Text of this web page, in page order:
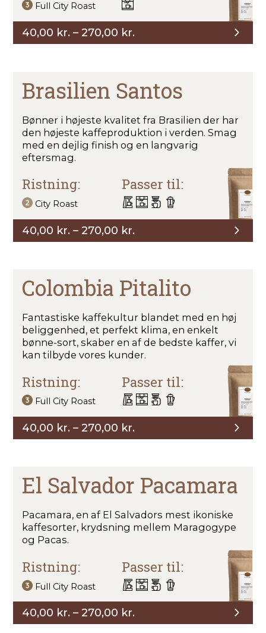
Full City Roast
40,00 kr. – 270,00 kr.Prisinterval:
40,00 kr.
Brasilien Santos
Bønner i højeste kvalitet fra Brasilien der har
den højeste kaffeproduktion i verden. Smag
med en dejlig finish og en langvarig
eftersmag.
Ristning:
City Roast
Passer til:
40,00 kr. – 270,00 kr.Prisinterval:
40,00 kr.
270,00 kr.
Colombia Pitalito
Fantastiske kaffekultur blandet med en høj
beliggenhed, et perfekt klima, en enkelt
bønne-sort, skaber en af ​​de bedste kaffer, vi
kan tilbyde vores kunder.
Ristning:
Full City Roast
Passer til:
40,00 kr. – 270,00 kr.Prisinterval:
40,00 kr.
El Salvador Pacamara
Pacamara, en af El Salvadors mest ikoniske
kaffesorter, krydsning mellem Maragogype
og Pacas.
Ristning:
Full City Roast
Passer til:
40,00 kr. – 270,00 kr.Prisinterval:
40,00 kr.